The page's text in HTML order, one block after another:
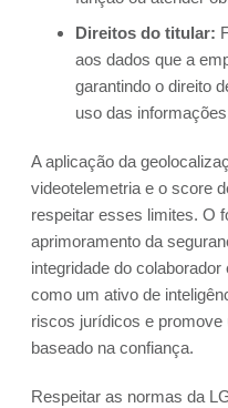
Direitos do titular:
aos dados que a
garantindo o direito
uso das
A aplicação da
videotelemetria e o score
respeitar esses limites. O
aprimoramento da
integridade do
como um ativo de
riscos jurídicos e promove
baseado na confiança.
Respeitar as normas da